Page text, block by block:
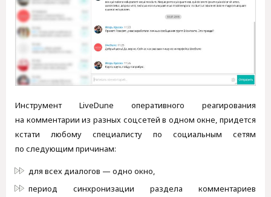
Инструмент LiveDune оперативного реагирования
на комментарии из разных соцсетей в одном окне, придется
кстати любому специалисту по социальным сетям
по следующим причинам:
для всех диалогов — одно окно,
период синхронизации раздела комментариев